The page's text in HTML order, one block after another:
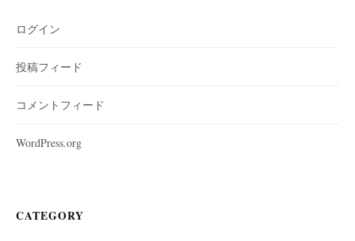
ログイン
投稿フィード
コメントフィード
WordPress.org
CATEGORY